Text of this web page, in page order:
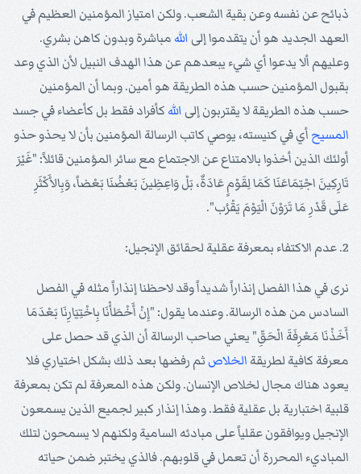
ذبائح عن نفسه وعن بقية الشعب. ولكن امتياز المؤمنين العظيم في
العهد الجديد هو أن يتقدموا إلى الله مباشرة وبدون كاهن بشري.
وعليهم ألا يدعوا أي شيء يبعدهم عن هذا الهدف النبيل لأن الذي وعد
بقبول المؤمنين حسب هذه الطريقة هو أمين. وبما أن المؤمنين
حسب هذه الطريقة لا يقتربون إلى الله كأفراد فقط بل كأعضاء في جسد
المسيح أي في كنيسته، يوصي كاتب الرسالة المؤمنين بأن لا يحذو حذو
أولئك الذين أخذوا بالامتناع عن الاجتماع مع سائر المؤمنين قائلاً: "غَيْرَ
تَارِكِينَ اجْتِمَاعَنَا كَمَا لِقَوْمٍ عَادَةٌ، بَلْ وَاعِظِينَ بَعْضُنَا بَعْضاً، وَبِالأَكْثَرِ
عَلَى قَدْرِ مَا تَرَوْنَ الْيَوْمَ يَقْرُب".
2. عدم الاكتفاء بمعرفة عقلية لحقائق الإنجيل:
نرى في هذا الفصل إنذاراً شديداً وقد لاحظنا إنذاراً مثله في الفصل
السادس من هذه الرسالة. وعندما يقول: "إِنْ أَخْطَأْنَا بِاخْتِيَارِنَا بَعْدَمَا
أَخَذْنَا مَعْرِفَةَ الْحَقِّ" يعني صاحب الرسالة أن الذي قد حصل على
معرفة كافية لطريقة الخلاص ثم رفضها بعد ذلك بشكل اختياري فلا
يعود هناك مجال لخلاص الإنسان. ولكن هذه المعرفة لم تكن بمعرفة
قلبية اختبارية بل عقلية فقط. وهذا إنذار كبير لجميع الذين يسمعون
الإنجيل ويوافقون عقلياً على مبادئه السامية ولكنهم لا يسمحون لتلك
المباديء المحررة أن تعمل في قلوبهم. فالذي يختبر ضمن حياته